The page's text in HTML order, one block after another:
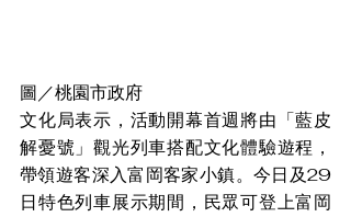
圖／桃園市政府
文化局表示，活動開幕首週將由「藍皮
解憂號」觀光列車搭配文化體驗遊程，
帶領遊客深入富岡客家小鎮。今日及29
日特色列車展示期間，民眾可登上富岡